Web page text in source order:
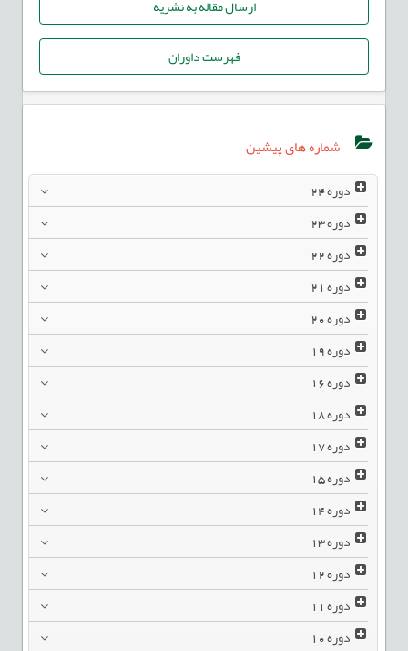
ارسال مقاله به نشریه
فهرست داوران
شماره های پیشین
دوره24
دوره23
دوره22
دوره21
دوره20
دوره19
دوره16
دوره18
دوره17
دوره15
دوره14
دوره13
دوره12
دوره11
دوره10